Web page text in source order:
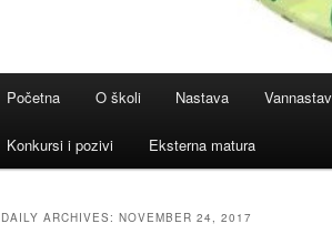
Početna O školi Nastava
Konkursi i pozivi Eksterna matura
DAILY ARCHIVES: NOVEMBER 24, 2017